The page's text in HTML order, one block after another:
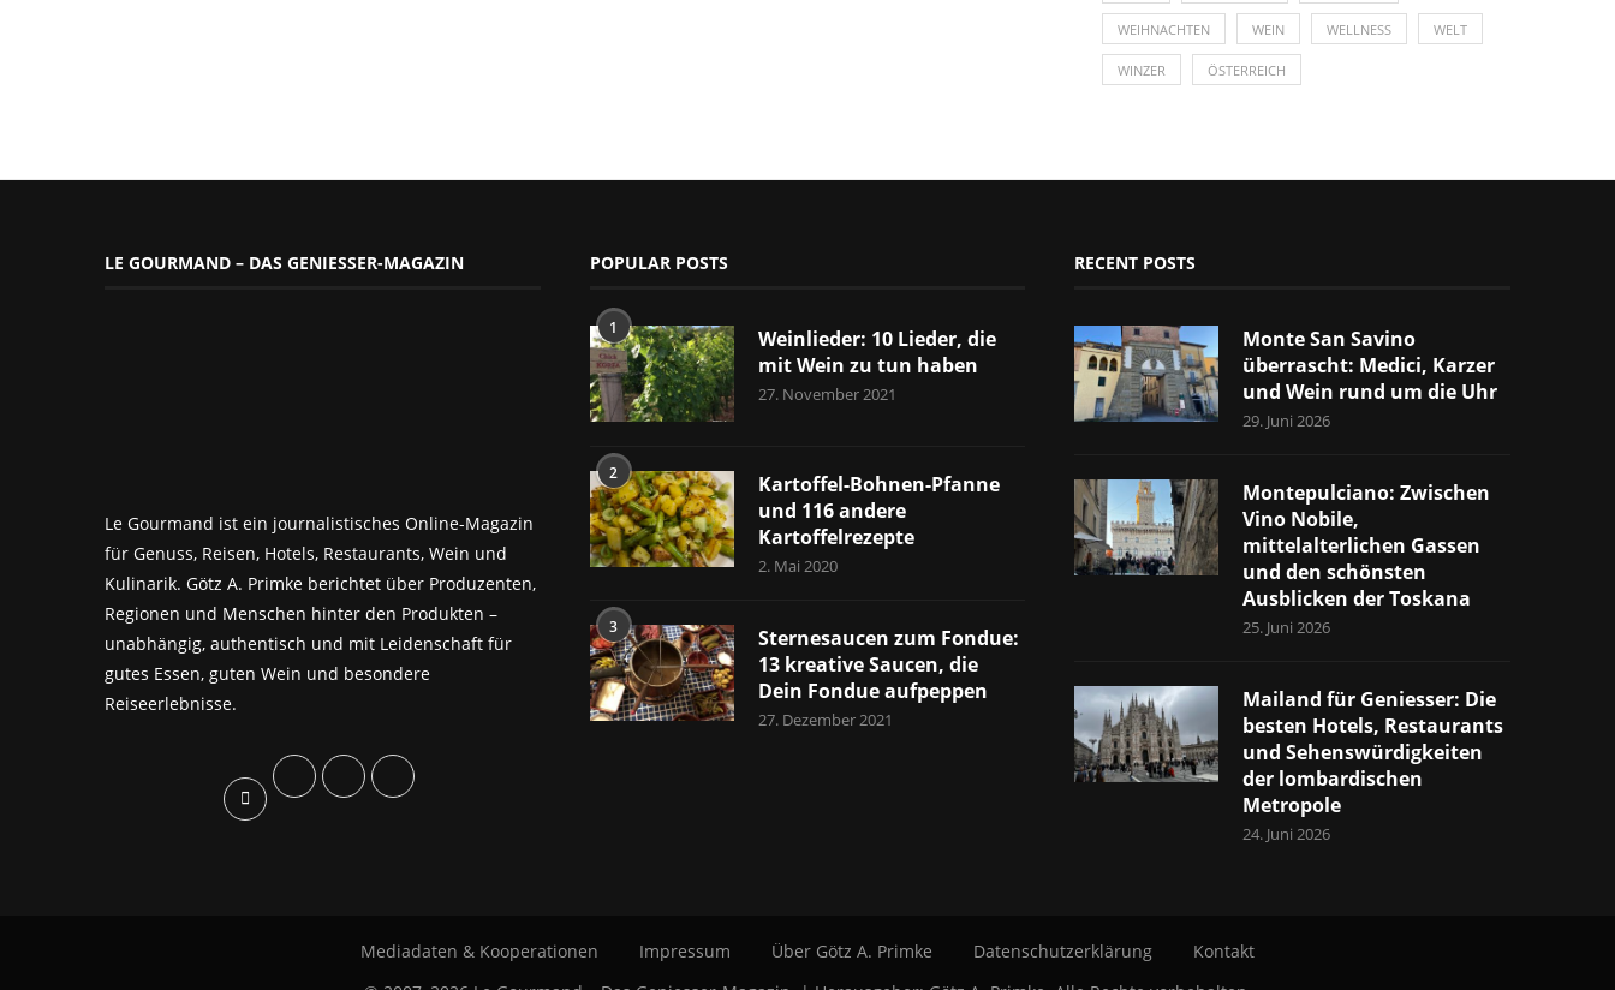
WEIHNACHTEN WEIN WELLNESS WELT
WINZER ÖSTERREICH
LE GOURMAND – DAS GENIESSER-MAGAZIN
Le Gourmand ist ein journalistisches Online-Magazin
für Genuss, Reisen, Hotels, Restaurants, Wein und
Kulinarik. Götz A. Primke berichtet über Produzenten,
Regionen und Menschen hinter den Produkten –
unabhängig, authentisch und mit Leidenschaft für
gutes Essen, guten Wein und besondere
Reiseerlebnisse.
POPULAR POSTS
1
Weinlieder: 10 Lieder, die
mit Wein zu tun haben
27. November 2021
2
Kartoffel-Bohnen-Pfanne
und 116 andere
Kartoffelrezepte
2. Mai 2020
3
Sternesaucen zum Fondue:
13 kreative Saucen, die
Dein Fondue aufpeppen
27. Dezember 2021
RECENT POSTS
Monte San Savino
überrascht: Medici, Karzer
und Wein rund um die Uhr
29. Juni 2026
Montepulciano: Zwischen
Vino Nobile,
mittelalterlichen Gassen
und den schönsten
Ausblicken der Toskana
25. Juni 2026
Mailand für Geniesser: Die
besten Hotels, Restaurants
und Sehenswürdigkeiten
der lombardischen
Metropole
24. Juni 2026
Mediadaten & Kooperationen Impressum Über Götz A. Primke Datenschutzerklärung
Kontakt